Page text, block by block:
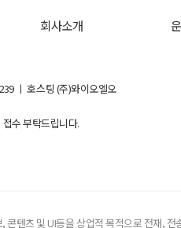
회사소개
ㅣ 호스팅 (주)와이오엘오
수 부탁드립니다.
텐츠 및 UI등을 상업적 목적으로 전재,